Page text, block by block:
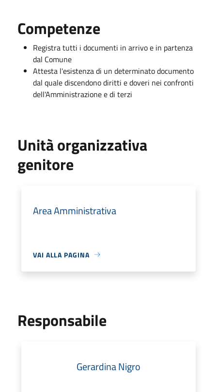
Competenze
Registra tutti i documenti in arrivo e in partenza
dal Comune
Attesta l'esistenza di un determinato documento
dal quale discendono diritti e doveri nei confronti
dell'Amministrazione e di terzi
Unità organizzativa
genitore
Area Amministrativa
VAI ALLA PAGINA
Responsabile
Gerardina Nigro